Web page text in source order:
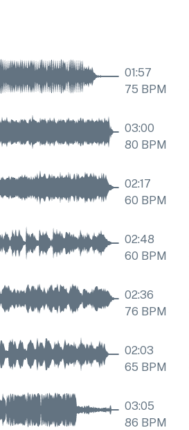
01:57
75 BPM
03:00
80 BPM
02:17
60 BPM
02:48
60 BPM
02:36
76 BPM
02:03
65 BPM
03:05
86 BPM